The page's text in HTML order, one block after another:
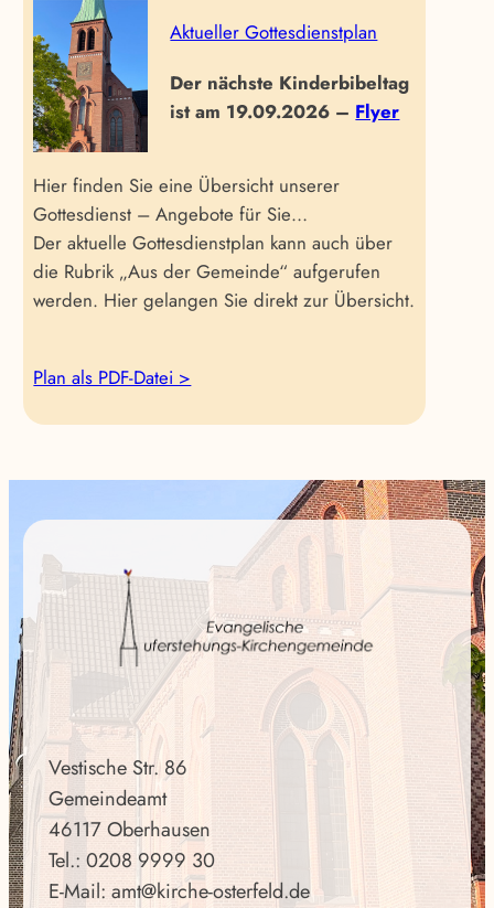
Aktueller Gottesdienstplan
Der nächste Kinderbibeltag
ist am 19.09.2026 – Flyer
Hier finden Sie eine Übersicht unserer
Gottesdienst – Angebote für Sie…
Der aktuelle Gottesdienstplan kann auch über
die Rubrik „Aus der Gemeinde“ aufgerufen
werden. Hier gelangen Sie direkt zur Übersicht.
Plan als PDF-Datei >
Vestische Str. 86
Gemeindeamt
46117 Oberhausen
Tel.: 0208 9999 30
E-Mail: amt@kirche-osterfeld.de